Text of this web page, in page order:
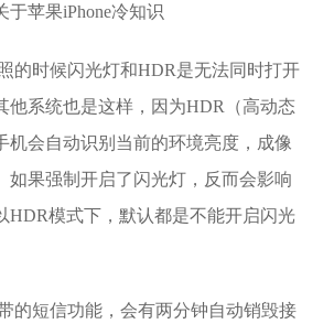
的时候闪光灯和HDR是无法同时打开
他系统也是这样，因为HDR（高动态
机会自动识别当前的环境亮度，成像
如果强制开启了闪光灯，反而会影响
HDR模式下，默认都是不能开启闪光
的短信功能，会有两分钟自动销毁接